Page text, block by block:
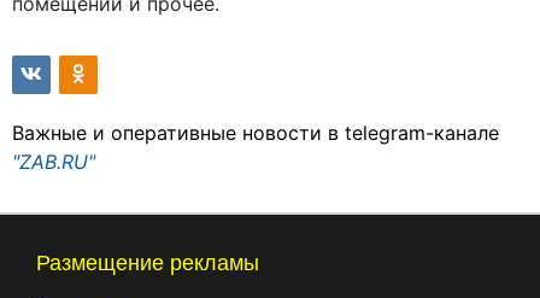
Важные и оперативные новости в telegram-канале
"ZAB.RU"
Размещение рекламы